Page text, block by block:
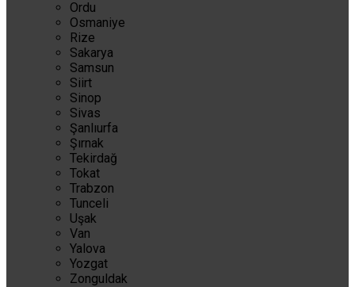
Ordu
Osmaniye
Rize
Sakarya
Samsun
Siirt
Sinop
Sivas
Şanlıurfa
Şırnak
Tekirdağ
Tokat
Trabzon
Tunceli
Uşak
Van
Yalova
Yozgat
Zonguldak